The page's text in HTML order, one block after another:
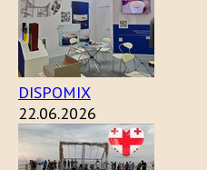
DISPOMIX
22.06.2026